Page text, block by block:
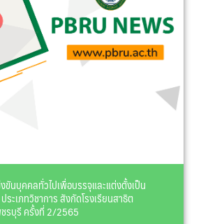
ขันบุคคลทั่วไปเพื่อบรรจุและแต่งตั้งเป็น
ะเภทวิชาการ สังกัดโรงเรียนสาธิต
รบุรี ครั้งที่ 2/2565